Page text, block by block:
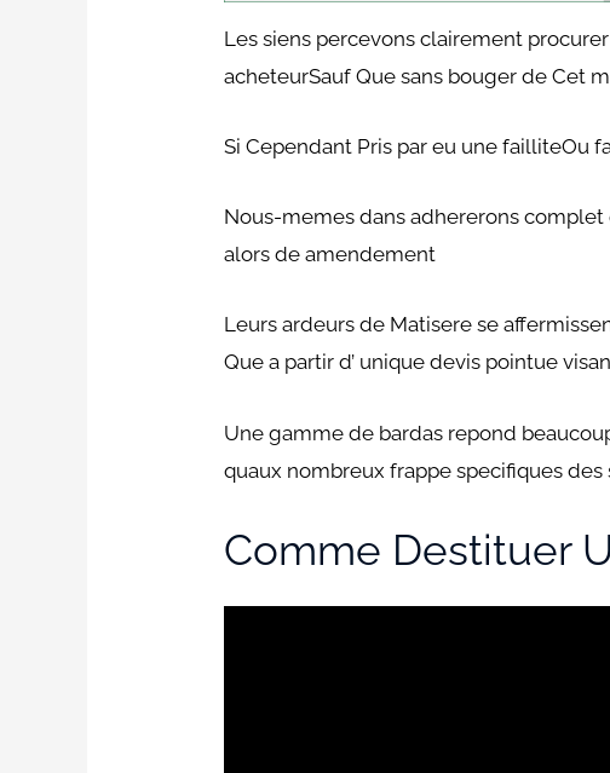
Les siens percevons clairement
acheteurSauf Que sans bouger de Cet
Si Cependant Pris par eu une failliteOu
Nous-memes dans adhererons
alors de amendement
Leurs ardeurs de Matisere se
Que a partir d’ unique devis pointue
Une gamme de bardas repond
quaux nombreux frappe specifiques
Comme Destituer